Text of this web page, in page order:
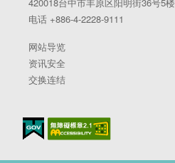
电话 +886-4-2228-9111
网站导览
资讯安全
交换连结